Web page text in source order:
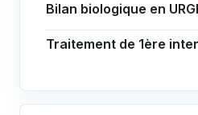
Bilan biologique en
Traitement de 1ère